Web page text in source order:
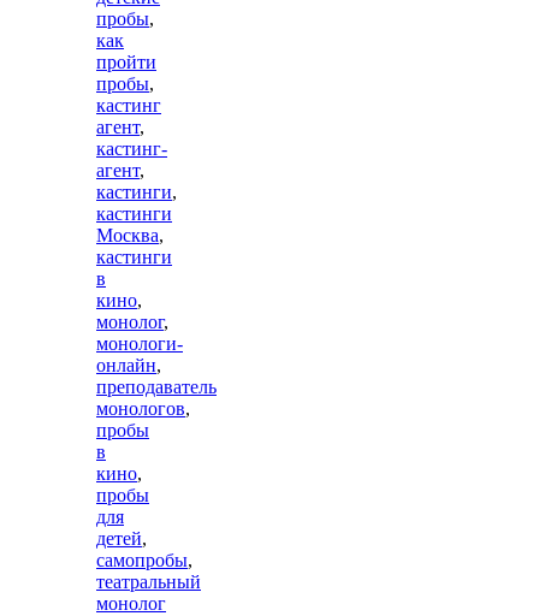
пробы,
как
пройти
пробы,
кастинг
агент,
кастинг-
агент,
кастинги,
кастинги
Москва,
кастинги
в
кино,
монолог,
монологи-
онлайн,
преподаватель
монологов,
пробы
в
кино,
пробы
для
детей,
самопробы,
театральный
монолог